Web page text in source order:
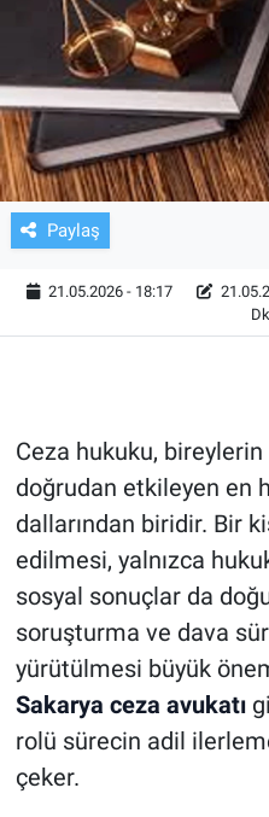
Paylaş
21.05.2026 - 18:17
Dk
Ceza hukuku, bireylerin
doğrudan etkileyen en
dallarından biridir. Bir
edilmesi, yalnızca
sosyal sonuçlar da
soruşturma ve dava
yürütülmesi büyük
Sakarya ceza avukatı
rolü sürecin adil
çeker.
TV VE SİNEMA
BASKETBOL
SAĞLIK
GENEL
KÜLTÜR SANAT
EĞİTİM
ÇEVRE
HABERDE İNSAN
POLİTİKA
SPOR
MAGAZİN